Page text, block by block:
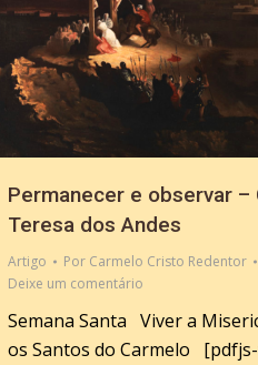
Permanecer e observar –
Teresa dos Andes
Artigo Por Carmelo Cristo Redentor
Deixe um comentário
Semana Santa Viver a
os Santos do Carmelo